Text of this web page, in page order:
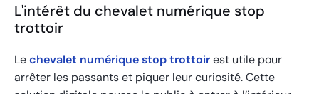
L'intérêt du chevalet numérique stop
trottoir
Lechevalet numérique stop trottoirest utile pour
arrêter les passants et piquer leur curiosité. Cette